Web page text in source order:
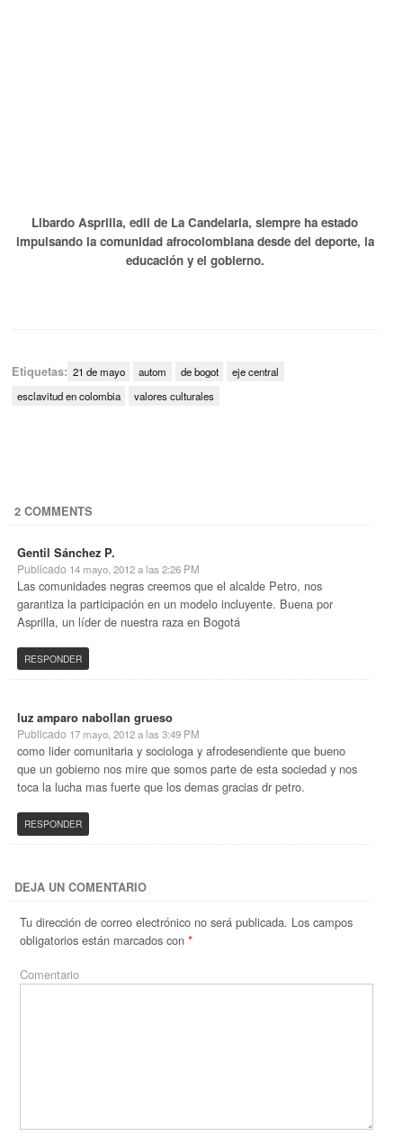
Libardo Asprilla, edil de La Candelaria, siempre ha estado
impulsando la comunidad afrocolombiana desde del deporte, la
educación y el gobierno.
Etiquetas: 21 de mayo autom de bogot
eje central
esclavitud en colombia
valores culturales
2 COMMENTS
Gentil Sánchez P.
Publicado 14 mayo, 2012 a las 2:26 PM
Las comunidades negras creemos que el alcalde Petro, nos
garantiza la participación en un modelo incluyente. Buena por
Asprilla, un líder de nuestra raza en Bogotá
RESPONDER
luz amparo nabollan grueso
Publicado 17 mayo, 2012 a las 3:49 PM
como lider comunitaria y sociologa y afrodesendiente que bueno
que un gobierno nos mire que somos parte de esta sociedad y nos
toca la lucha mas fuerte que los demas gracias dr petro.
RESPONDER
DEJA UN COMENTARIO
Tu dirección de correo electrónico no será publicada. Los campos
obligatorios están marcados con*
Comentario